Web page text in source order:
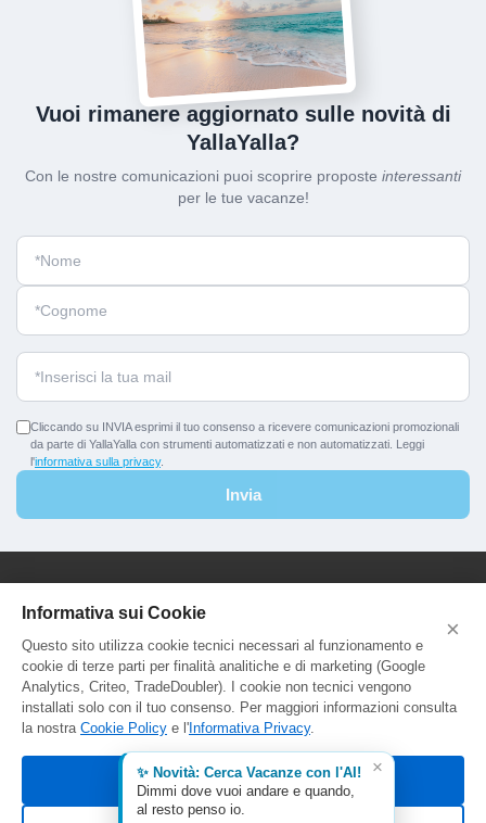
×
Informativa sui Cookie
Questo sito utilizza cookie tecnici necessari al funzionamento e
cookie di terze parti per finalità analitiche e di marketing (Google
Analytics, Criteo, TradeDoubler). I cookie non tecnici vengono
installati solo con il tuo consenso. Per maggiori informazioni consulta
la nostra Cookie Policy e l' Informativa Privacy.
Accetta tutti
✨ Novità: Cerca Vacanze con l'AI!
Dimmi dove vuoi andare e quando,
al resto penso io.
×
Vuoi rimanere aggiornato sulle novità di
YallaYalla?
Con le nostre comunicazioni puoi scoprire proposte interessanti
per le tue vacanze!
Cliccando su INVIA esprimi il tuo consenso a ricevere comunicazioni promozionali
da parte di YallaYalla con strumenti automatizzati e non automatizzati. Leggi
l'informativa sulla privacy.
Invia
YallaYalla - DICA Srl
Sede Legale e Agenzia al Pubblico:
Viale Adriatico 127 - 00141 Roma
P.Iva e C.F. IT13366331000
Aut. Reg. Lazio Prot. GR744549